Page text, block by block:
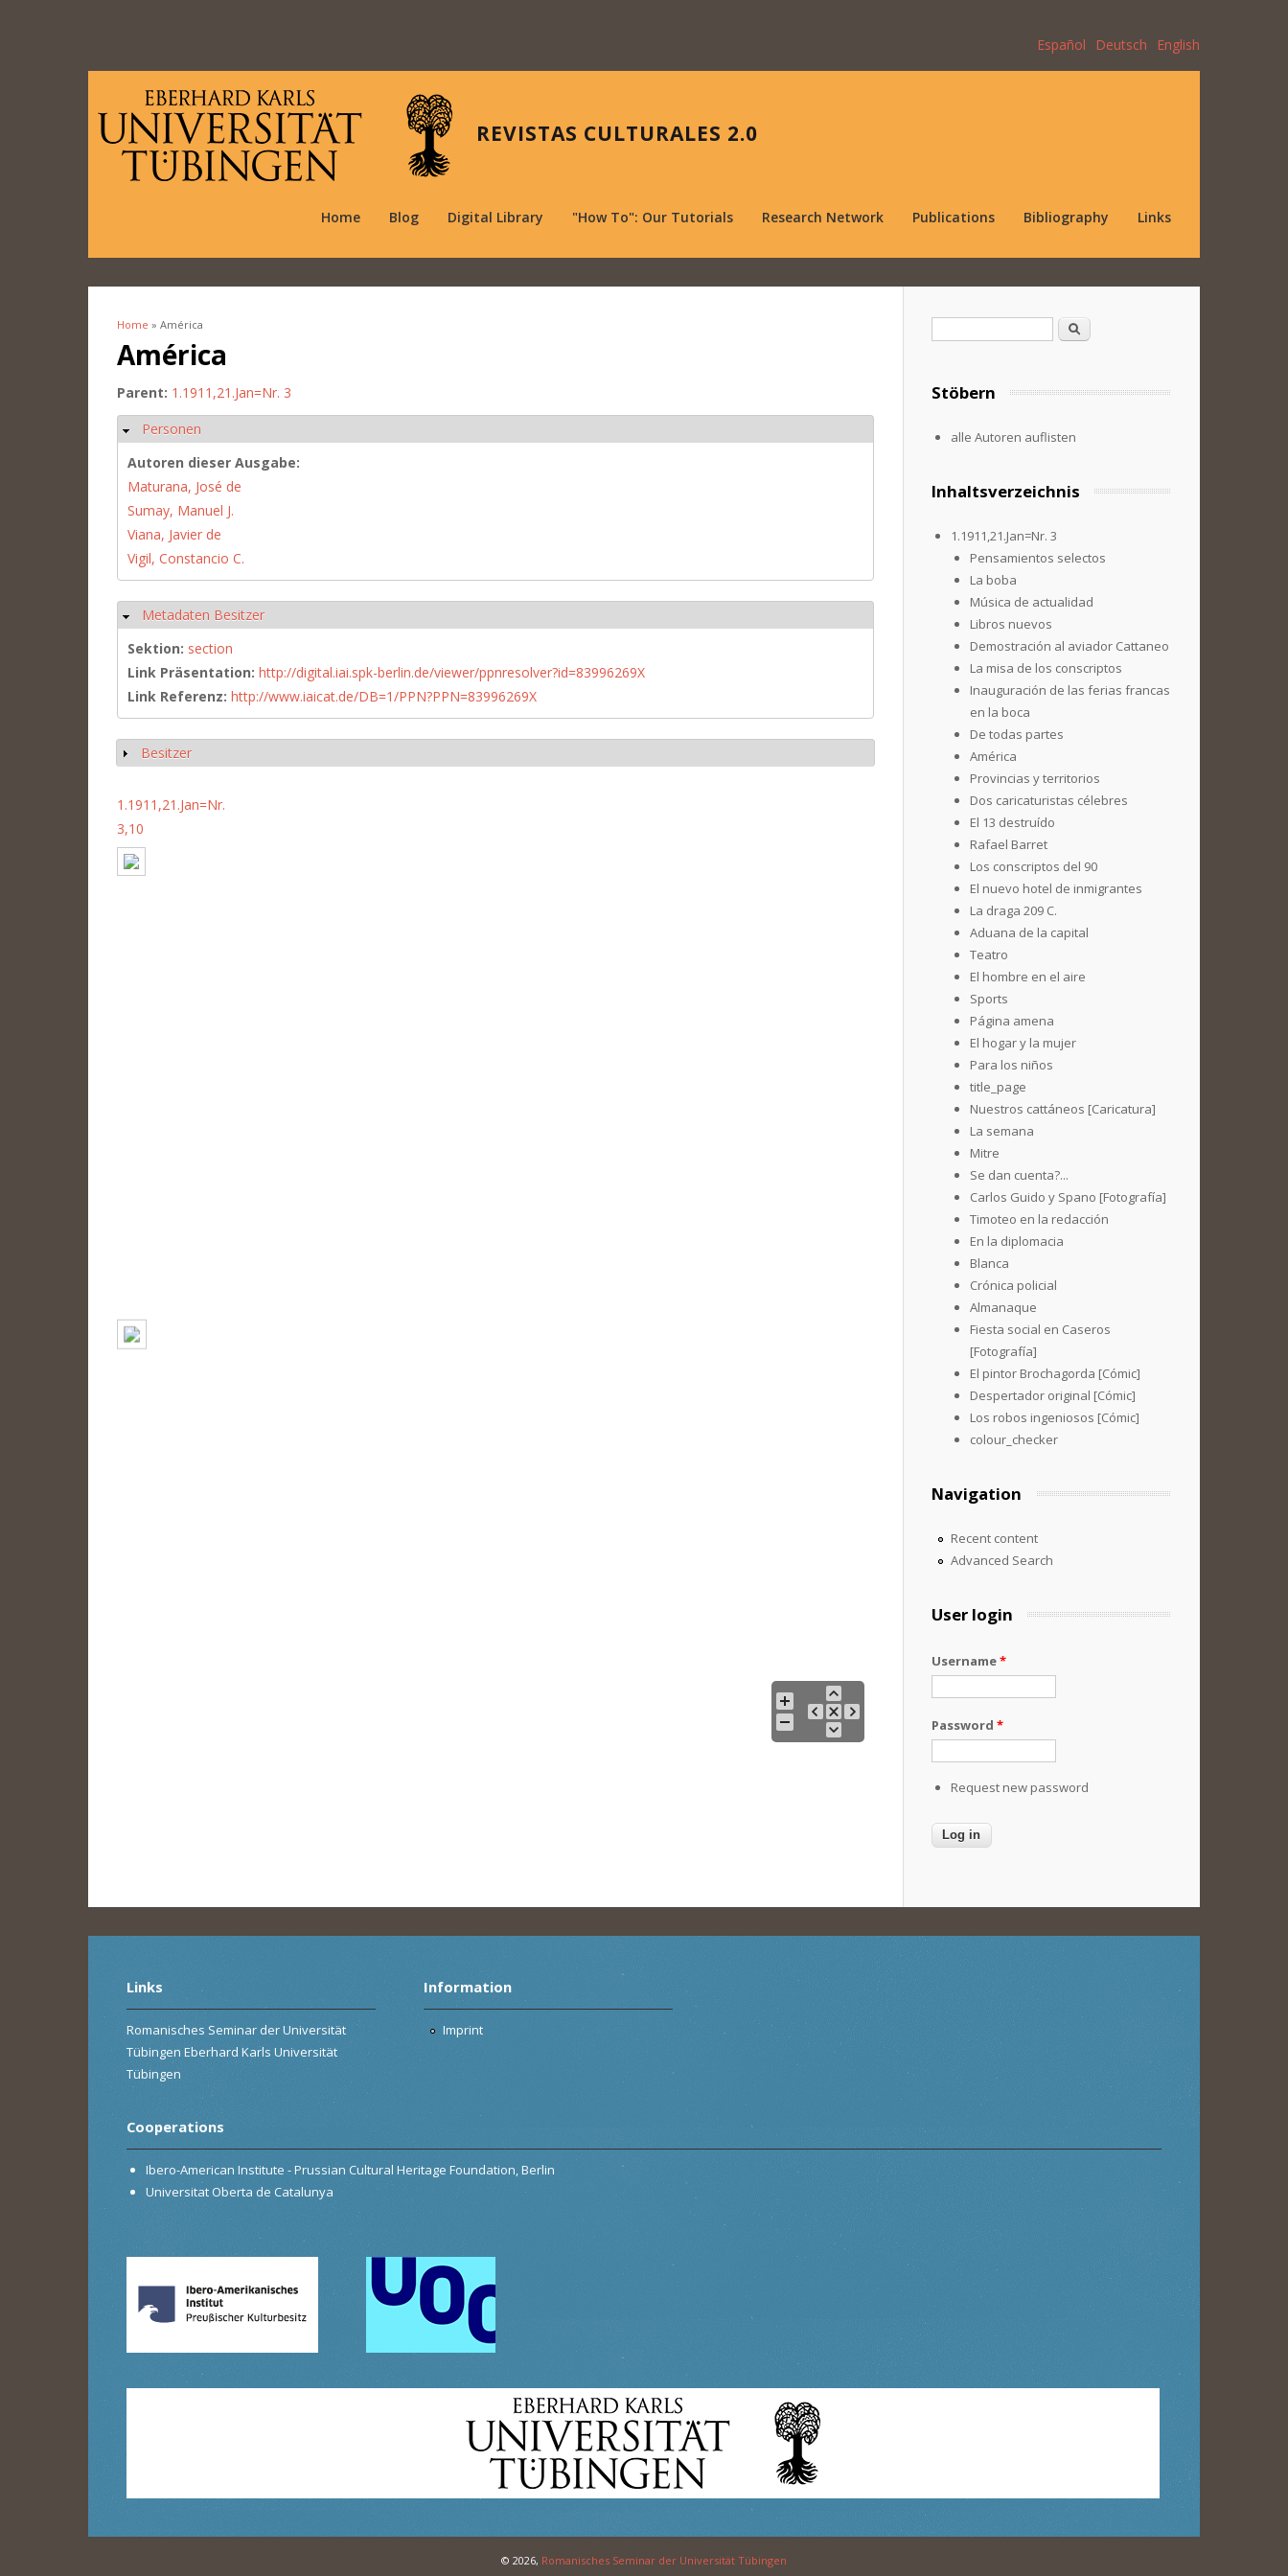
Español Deutsch English
REVISTAS CULTURALES 2.0
Home Blog Digital Library "How To": Our Tutorials Research Network Publications Bibliography Links
You are here
Home » América
América
Parent: 1.1911,21.Jan=Nr. 3
Hide
Personen
Autoren dieser Ausgabe:
Maturana, José de
Sumay, Manuel J.
Viana, Javier de
Vigil, Constancio C.
Hide
Metadaten Besitzer
Sektion: section
Link Präsentation: http://digital.iai.spk-berlin.de/viewer/ppnresolver?id=83996269X
Link Referenz: http://www.iaicat.de/DB=1/PPN?PPN=83996269X
Show
Besitzer
1.1911,21.Jan=Nr.
3,10
Search
Stöbern
alle Autoren auflisten
Inhaltsverzeichnis
1.1911,21.Jan=Nr. 3
Pensamientos selectos
La boba
Música de actualidad
Libros nuevos
Demostración al aviador Cattaneo
La misa de los conscriptos
Inauguración de las ferias francas
en la boca
De todas partes
América
Provincias y territorios
Dos caricaturistas célebres
El 13 destruído
Rafael Barret
Los conscriptos del 90
El nuevo hotel de inmigrantes
La draga 209 C.
Aduana de la capital
Teatro
El hombre en el aire
Sports
Página amena
El hogar y la mujer
Para los niños
title_page
Nuestros cattáneos [Caricatura]
La semana
Mitre
Se dan cuenta?...
Carlos Guido y Spano [Fotografía]
Timoteo en la redacción
En la diplomacia
Blanca
Crónica policial
Almanaque
Fiesta social en Caseros
[Fotografía]
El pintor Brochagorda [Cómic]
Despertador original [Cómic]
Los robos ingeniosos [Cómic]
colour_checker
Navigation
Recent content
Advanced Search
User login
Username*
Password *
Request new password
Links
Romanisches Seminar der Universität
Tübingen Eberhard Karls Universität
Tübingen
Information
Imprint
Cooperations
Ibero-American Institute - Prussian Cultural Heritage Foundation, Berlin
Universitat Oberta de Catalunya
© 2026, Romanisches Seminar der Universität Tübingen